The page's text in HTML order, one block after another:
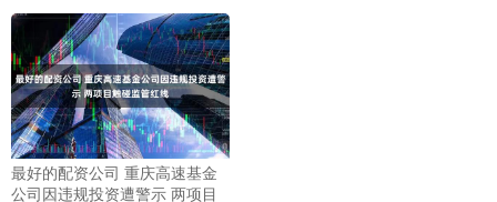
最好的配资公司 重庆高速基金
公司因违规投资遭警示 两项目